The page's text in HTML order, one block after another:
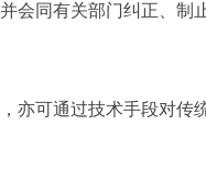
会同有关部门纠正、制
亦可通过技术手段对传